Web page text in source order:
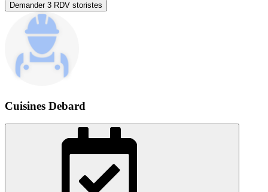
Demander 3 RDV storistes
Cuisines Debard